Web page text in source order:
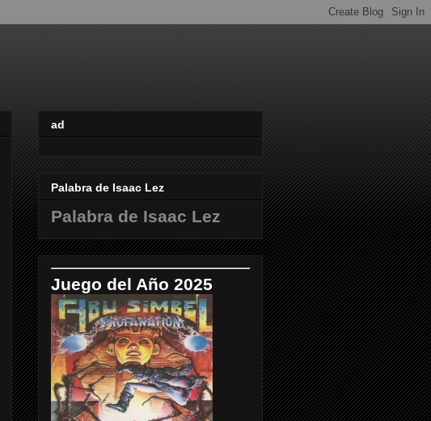
ad
Palabra de Isaac Lez
Palabra de Isaac Lez
Juego del Año 2025